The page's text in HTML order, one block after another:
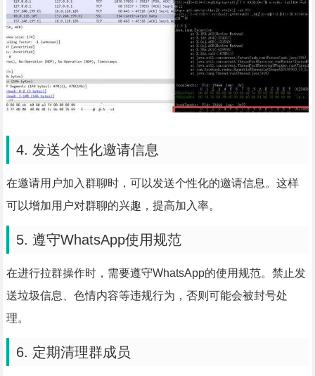
4. 发送个性化邀请信息
在邀请用户加入群聊时，可以发送个性化的邀请信息。这样
可以增加用户对群聊的兴趣，提高加入率。
5. 遵守WhatsApp使用规范
在进行拉群操作时，需要遵守WhatsApp的使用规范。禁止发
送垃圾信息、色情内容等违规行为，否则可能会被封号处
理。
6. 定期清理群成员